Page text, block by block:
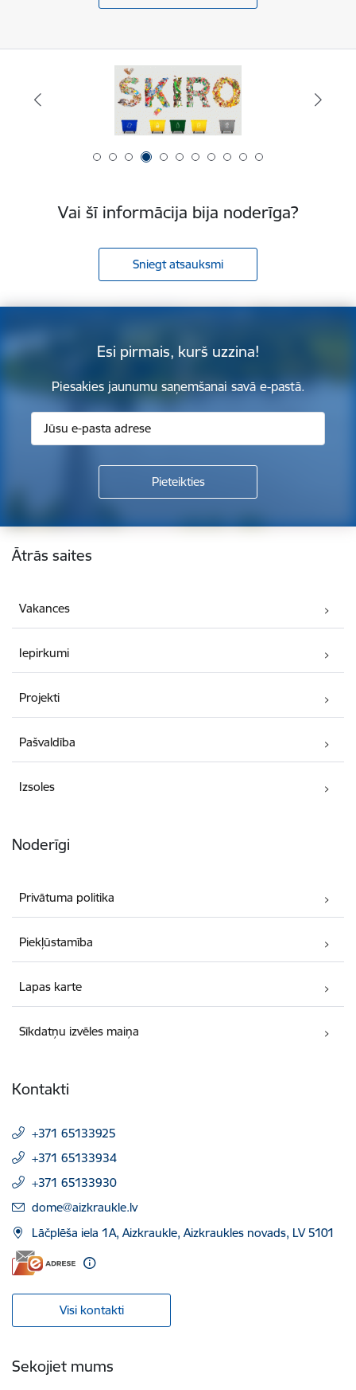
Vai šī informācija bija noderīga?
Sniegt atsauksmi
Esi pirmais, kurš uzzina!
Piesakies jaunumu saņemšanai savā e-pastā.
Kājene
Ātrās saites
Vakances
Iepirkumi
Projekti
Pašvaldība
Izsoles
Noderīgi
Privātuma politika
Piekļūstamība
Lapas karte
Sīkdatņu izvēles maiņa
Kontakti
+371 65133925
+371 65133934
+371 65133930
E-pasts:
dome@aizkraukle.lv
Lāčplēša iela 1A, Aizkraukle, Aizkraukles novads, LV 5101
Visi kontakti
Sekojiet mums